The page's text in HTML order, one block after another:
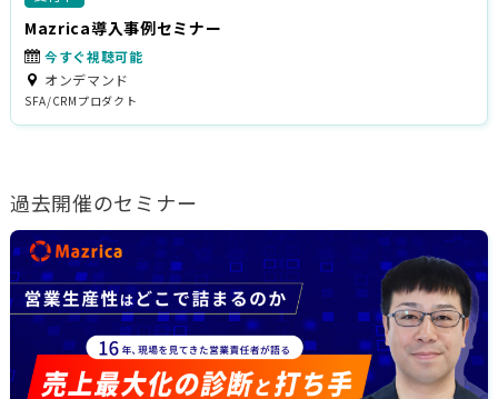
Mazrica導入事例セミナー
今すぐ視聴可能
オンデマンド
SFA/CRM プロダクト
過去開催のセミナー